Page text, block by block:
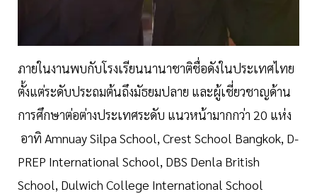
ภายในงานพบกับโรงเรียนนานาชาติชื่อดังในประเทศไทย
ตั้งแต่ระดับประถมต้นถึงมัธยมปลาย และผู้เชี่ยวชาญด้าน
การศึกษาต่อต่างประเทศระดับ แนวหน้ามากกว่า 20 แห่ง
อาทิ Amnuay Silpa School, Crest School Bangkok, D-
PREP International School, DBS Denla British
School, Dulwich College International School